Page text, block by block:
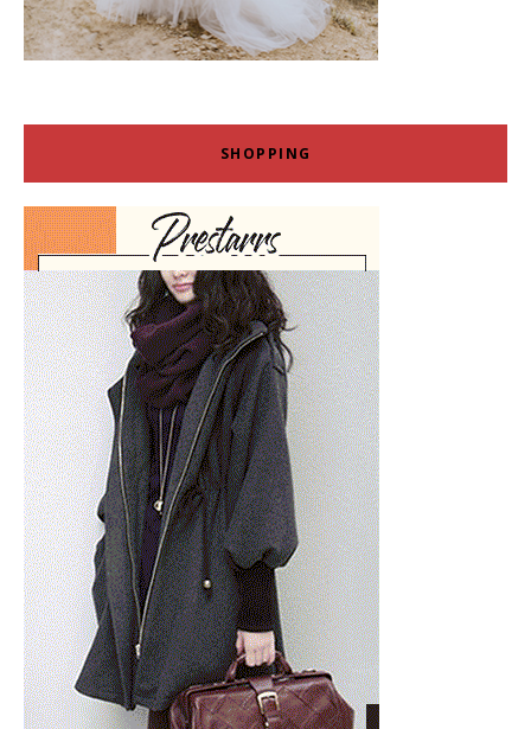
SHOPPING